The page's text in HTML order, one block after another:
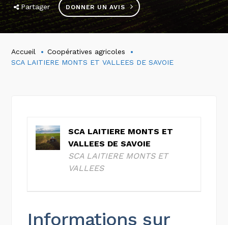
Partager DONNER UN AVIS
Accueil
Coopératives agricoles
SCA LAITIERE MONTS ET VALLEES DE SAVOIE
SCA LAITIERE MONTS ET
VALLEES DE SAVOIE
SCA LAITIERE MONTS ET
VALLEES
Informations sur